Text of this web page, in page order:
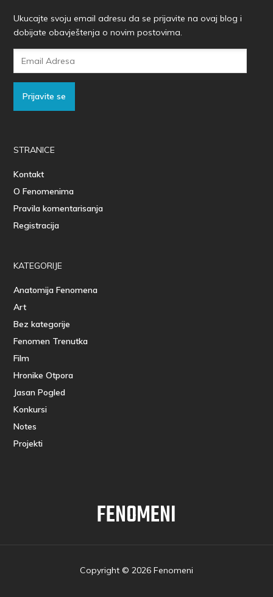
Ukucajte svoju email adresu da se prijavite na ovaj blog i
dobijate obavještenja o novim postovima.
Prijavite se
STRANICE
Kontakt
O Fenomenima
Pravila komentarisanja
Registracija
KATEGORIJE
Anatomija Fenomena
Art
Bez kategorije
Fenomen Trenutka
Film
Hronike Otpora
Jasan Pogled
Konkursi
Notes
Projekti
FENOMENI
Copyright © 2026 Fenomeni